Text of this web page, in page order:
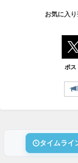
お気に入
ポス
タイムライ